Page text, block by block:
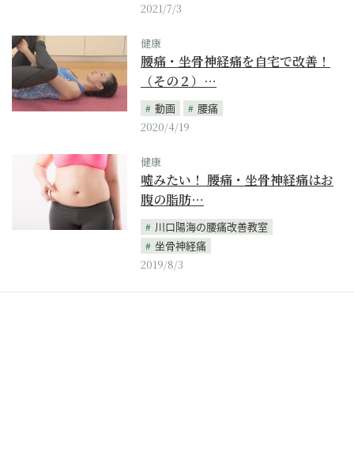
2021/7/3
健康
腰痛・坐骨神経痛を自宅で改善！
（その２）…
動画
腰痛
2020/4/19
健康
嘘みたい！ 腰痛・坐骨神経痛はお
腹の脂肪…
川口陽海の腰痛改善教室
坐骨神経痛
2019/8/3